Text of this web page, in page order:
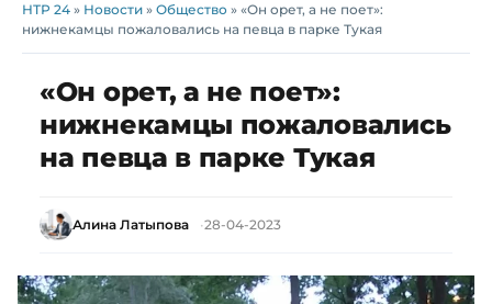
НТР 24 » Новости » Общество » «Он орет, а не поет»:
нижнекамцы пожаловались на певца в парке Тукая
«Он орет, а не поет»:
нижнекамцы пожаловались
на певца в парке Тукая
Алина Латыпова 28-04-2023